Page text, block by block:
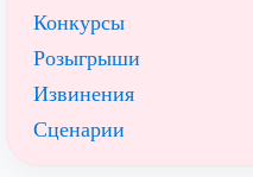
Конкурсы
Розыгрыши
Извинения
Сценарии